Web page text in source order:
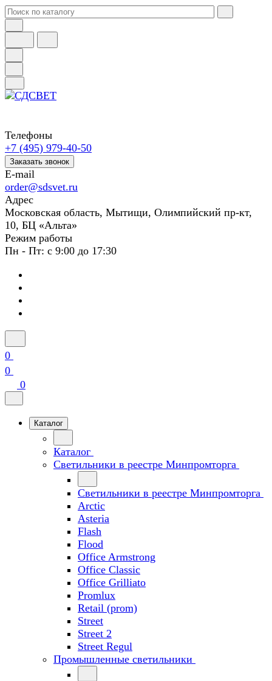
Телефоны
+7 (495) 979-40-50
Заказать звонок
E-mail
order@sdsvet.ru
Адрес
Московская область, Мытищи, Олимпийский пр-кт,
10, БЦ «Альта»
Режим работы
Пн - Пт: с 9:00 до 17:30
0
0
0
Каталог
Каталог
Светильники в реестре Минпромторга
Светильники в реестре Минпромторга
Arctic
Asteria
Flash
Flood
Office Armstrong
Office Classic
Office Grilliato
Promlux
Retail (prom)
Street
Street 2
Street Regul
Промышленные светильники